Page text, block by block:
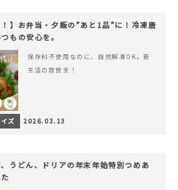
！】お弁当・夕飯の”あと1品”に！冷凍唐
もの安心を。
保存料不使用なのに、自然解凍OK。新
生活の救世主！
ズ 2026.03.13
、うどん、ドリアの年末年始特別つめあ